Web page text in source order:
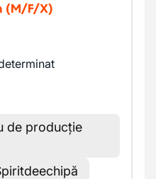
(M/F/X)
de producție